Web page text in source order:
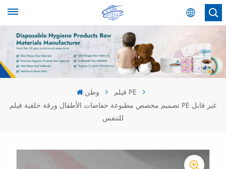
عربي
English
عربي
وطن
فيلم PE
تصميم مخصص مطبوعة حفاضات الأطفال ورقة خلفية فيلم PE غير قابل
للتنفس